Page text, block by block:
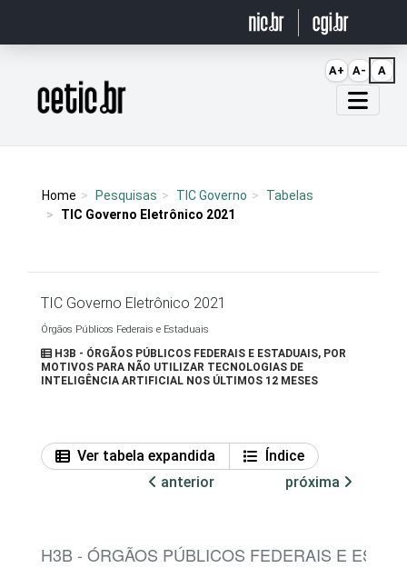
Página inicial
Home Pesquisas TIC Governo
Tabelas
TIC Governo Eletrônico 2021
TIC Governo Eletrônico 2021
Órgãos Públicos Federais e Estaduais
H3B - ÓRGÃOS PÚBLICOS FEDERAIS E ESTADUAIS, POR
MOTIVOS PARA NÃO UTILIZAR TECNOLOGIAS DE
INTELIGÊNCIA ARTIFICIAL NOS ÚLTIMOS 12 MESES
Ver tabela expandida
Índice
anterior
próxima
H3B - ÓRGÃOS PÚBLICOS FEDERAIS E
A+ A- A